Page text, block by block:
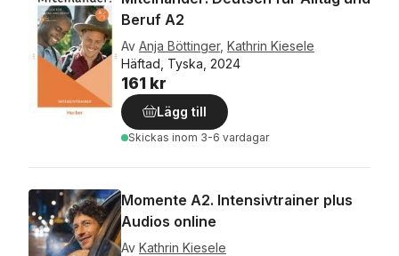
Beruf A2
Av Anja Böttinger, Kathrin Kiesele
Häftad, Tyska, 2024
161 kr
Lägg till
Skickas inom 3-6 vardagar
Momente A2. Intensivtrainer plus
Audios online
Av Kathrin Kiesele